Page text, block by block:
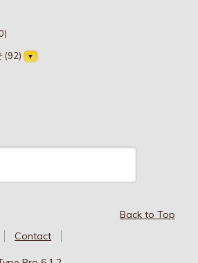
(92)
Back to Top
Contact